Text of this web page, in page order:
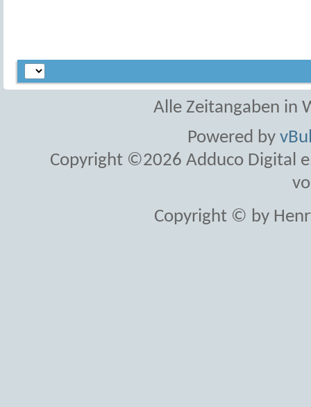
Alle Zeitangaben in
Powered by
Copyright ©2026 Adduco Digital
Copyright © by